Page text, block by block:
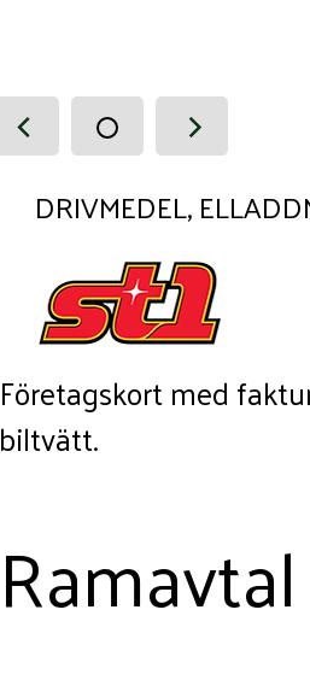
DRIVMEDEL,
Företagskort med
biltvätt.
Ramavtal